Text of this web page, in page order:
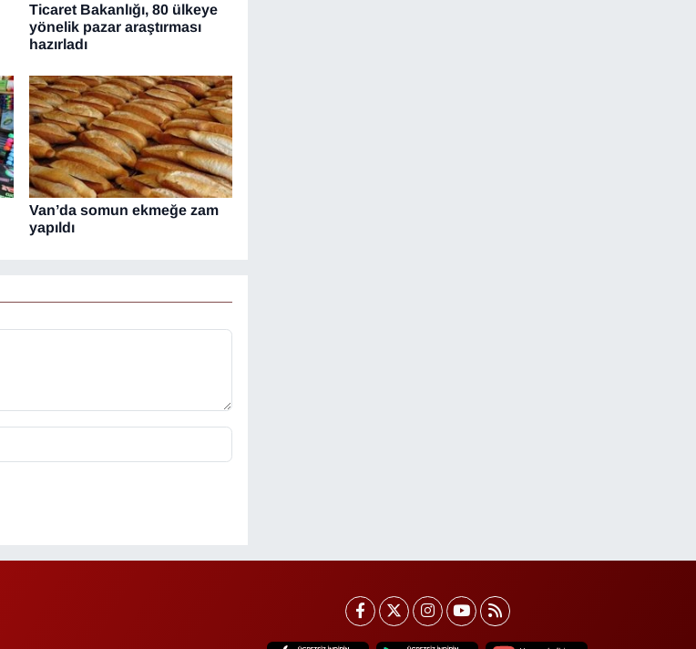
Ticaret Bakanlığı, 80 ülkeye
yönelik pazar araştırması
hazırladı
Van’da somun ekmeğe zam
yapıldı